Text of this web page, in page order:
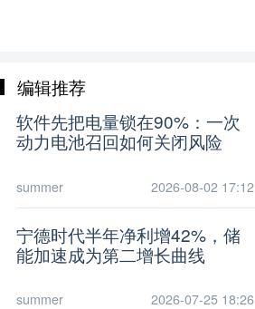
编辑推荐
软件先把电量锁在90%：一次
动力电池召回如何关闭风险
summer 2026-08-02 17:12
宁德时代半年净利增42%，储
能加速成为第二增长曲线
summer 2026-07-25 18:26